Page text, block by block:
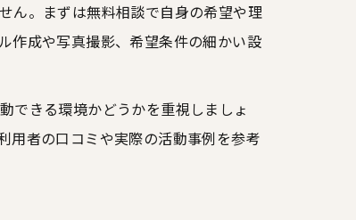
ん。まずは無料相談で自身の希望や理
作成や写真撮影、希望条件の細かい設
できる環境かどうかを重視しましょ
用者の口コミや実際の活動事例を参考